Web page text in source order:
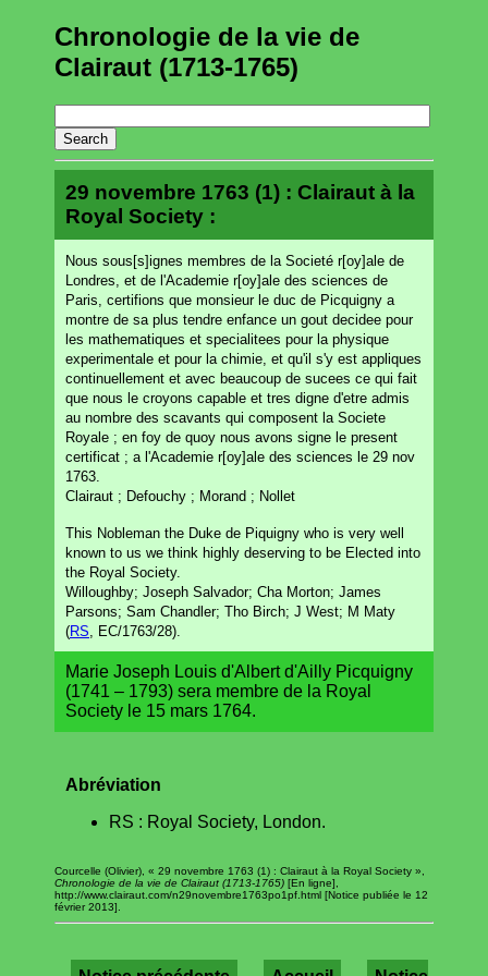
Chronologie de la vie de
Clairaut (1713-1765)
29 novembre 1763 (1) : Clairaut à la
Royal Society :
Nous sous[s]ignes membres de la Societé r[oy]ale de
Londres, et de l'Academie r[oy]ale des sciences de
Paris, certifions que monsieur le duc de Picquigny a
montre de sa plus tendre enfance un gout decidee pour
les mathematiques et specialitees pour la physique
experimentale et pour la chimie, et qu'il s'y est appliques
continuellement et avec beaucoup de sucees ce qui fait
que nous le croyons capable et tres digne d'etre admis
au nombre des scavants qui composent la Societe
Royale ; en foy de quoy nous avons signe le present
certificat ; a l'Academie r[oy]ale des sciences le 29 nov
1763.
Clairaut ; Defouchy ; Morand ; Nollet
This Nobleman the Duke de Piquigny who is very well
known to us we think highly deserving to be Elected into
the Royal Society.
Willoughby; Joseph Salvador; Cha Morton; James
Parsons; Sam Chandler; Tho Birch; J West; M Maty
(RS , EC/1763/28).
Marie Joseph Louis d'Albert d'Ailly Picquigny
(1741 – 1793) sera membre de la Royal
Society le 15 mars 1764.
Abréviation
RS : Royal Society, London.
Courcelle (Olivier), « 29 novembre 1763 (1) : Clairaut à la Royal Society »,
Chronologie de la vie de Clairaut (1713-1765) [En ligne],
http://www.clairaut.com/n29novembre1763po1pf.html [Notice publiée le 12
février 2013].